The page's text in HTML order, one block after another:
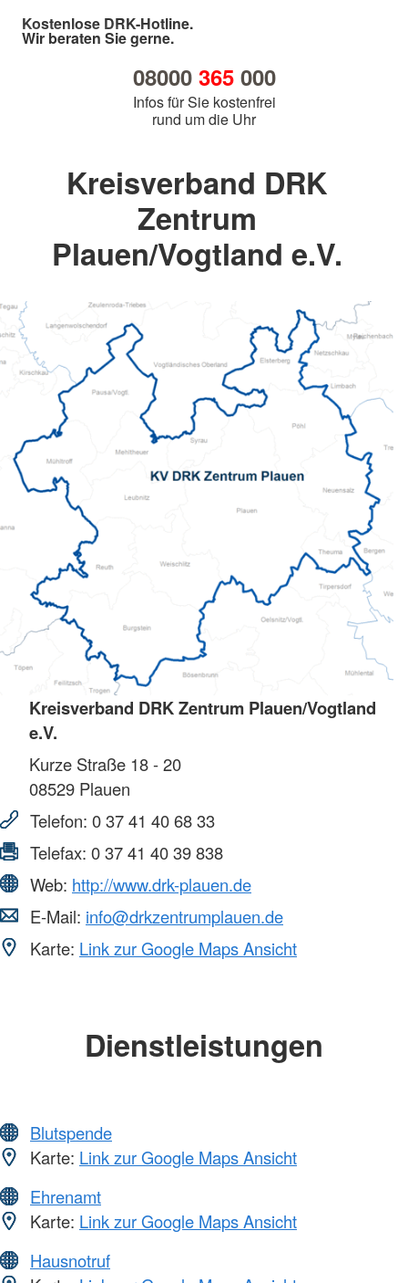
Kostenlose DRK-Hotline.
Wir beraten Sie gerne.
08000 365000
Infos für Sie kostenfrei
rund um die Uhr
Kreisverband DRK
Zentrum
Plauen/Vogtland e.V.
Kreisverband DRK Zentrum Plauen/Vogtland
e.V.
Kurze Straße 18 - 20
08529 Plauen
Telefon: 0 37 41 40 68 33
Telefax: 0 37 41 40 39 838
Web: http://www.drk-plauen.de
E-Mail: info@drkzentrumplauen.de
Karte: Link zur Google Maps Ansicht
Dienstleistungen
Blutspende
Karte: Link zur Google Maps Ansicht
Ehrenamt
Karte: Link zur Google Maps Ansicht
Hausnotruf